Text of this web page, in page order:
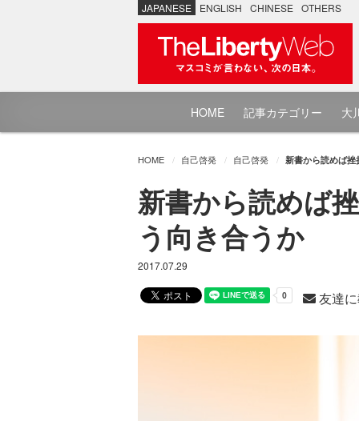
JAPANESE ENGLISH CHINESE OTHERS
HOME 記事カテゴリー 大
HOME 自己啓発 自己啓発 新書から読めば
新書から読めば
う向き合うか
2017.07.29
友達